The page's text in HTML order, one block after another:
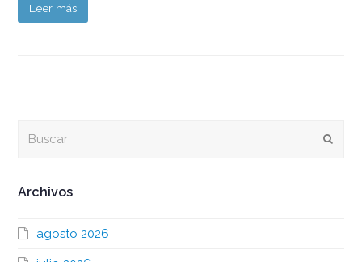
Leer más
Archivos
agosto 2026